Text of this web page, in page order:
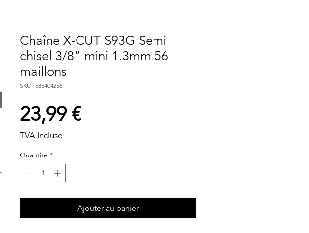
Chaîne X-CUT S93G Semi
chisel 3/8” mini 1.3mm 56
maillons
SKU : 585404256
23,99 €Prix
TVA Incluse
Quantité *
Ajouter au panier